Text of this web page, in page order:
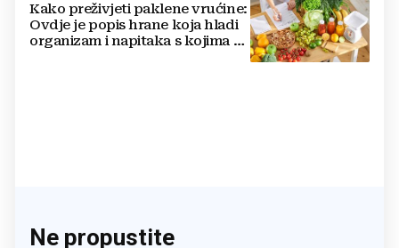
Kako preživjeti paklene vrućine:
Ovdje je popis hrane koja hladi
organizam i napitaka s kojima si
Ne propustite